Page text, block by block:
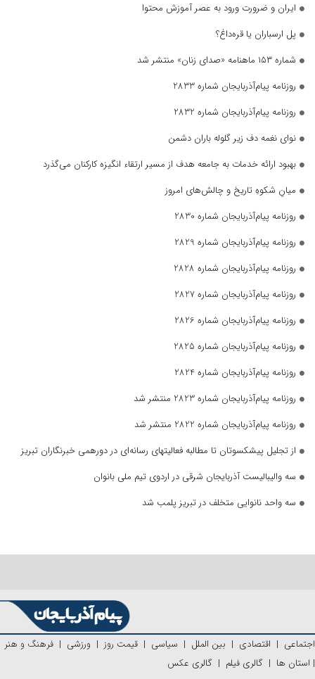
ایران و ضرورت ورود به عصر آموزش محتوا
پل ارسباران یا قره‌داغ؟
شماره ۱۵۳ ماهنامه «صدای زنان» منتشر شد
روزنامه پیام‌آذربایجان شماره 2833
روزنامه پیام‌آذربایجان شماره 2832
نوای نغمه دف زیر گلوله باران دشمن
بهبود ارائه خدمات به جامعه هدف از مسیر ارتقاء انگیزه کارکنان می‌گذرد
میانِ شکوهِ تاریخ و چالش‌های امروز
روزنامه پیام‌آذربایجان شماره 2830
روزنامه پیام‌آذربایجان شماره 2829
روزنامه پیام‌آذربایجان شماره 2828
روزنامه پیام‌آذربایجان شماره 2827
روزنامه پیام‌آذربایجان شماره 2826
روزنامه پیام‌آذربایجان شماره 2825
روزنامه پیام‌آذربایجان شماره 2824
روزنامه پیام‌آذربایجان شماره 2823 منتشر شد
روزنامه پیام‌آذربایجان شماره 2822 منتشر شد
از تجلیل پیشکسوتان تا مطالبه فعالیتهای رسانه‌ای در دورهمی خبرنگاران تبریز
سه والیبالیست آذربایجان‌ شرقی در اردوی تیم ملی بانوان
سه واحد نانوایی متخلف در تبریز پلمب شد
اجتماعی | اقتصادی | بین الملل | سیاسی | قیمت روز| ورزشی | فرهنگ و هنر
| استان ها | گالری فیلم | گالری عکس